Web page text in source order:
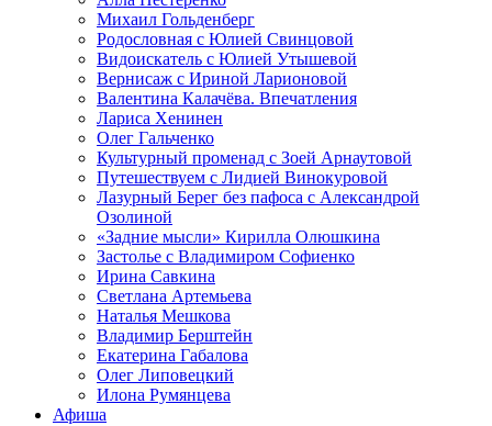
Михаил Гольденберг
Родословная с Юлией Свинцовой
Видоискатель с Юлией Утышевой
Вернисаж с Ириной Ларионовой
Валентина Калачёва. Впечатления
Лариса Хенинен
Олег Гальченко
Культурный променад с Зоей Арнаутовой
Путешествуем с Лидией Винокуровой
Лазурный Берег без пафоса с Александрой
Озолиной
«Задние мысли» Кирилла Олюшкина
Застолье с Владимиром Софиенко
Ирина Савкина
Светлана Артемьева
Наталья Мешкова
Владимир Берштейн
Екатерина Габалова
Олег Липовецкий
Илона Румянцева
Афиша